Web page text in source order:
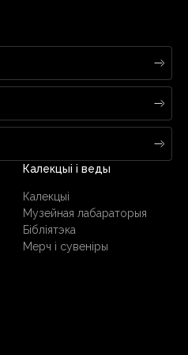
Калекцыі і веды
Калекцыі
Музейная лабараторыя
Бібліятэка
Мерч і сувеніры